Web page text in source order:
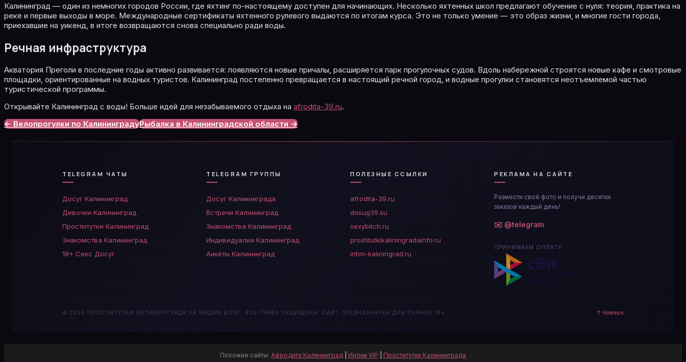
Калининград — один из немногих городов России, где яхтинг по-настоящему доступен для начинающих. Несколько яхтенных школ предлагают обучение с нуля: теория, практика на
реке и первые выходы в море. Международные сертификаты яхтенного рулевого выдаются по итогам курса. Это не только умение — это образ жизни, и многие гости города,
приехавшие на уикенд, в итоге возвращаются снова специально ради воды.
Речная инфраструктура
Акватория Преголи в последние годы активно развивается: появляются новые причалы, расширяется парк прогулочных судов. Вдоль набережной строятся новые кафе и смотровые
площадки, ориентированные на водных туристов. Калининград постепенно превращается в настоящий речной город, и водные прогулки становятся неотъемлемой частью
туристической программы.
Открывайте Калининград с воды! Больше идей для незабываемого отдыха на afrodita-39.ru.
← Велопрогулки по КалининградуРыбалка в Калининградской области →
TELEGRAM ЧАТЫ
Досуг Калининград
Девочки Калининград
Проститутки Калининград
Знакомства Калининград
18+ Секс Досуг
TELEGRAM ГРУППЫ
Досуг Калининграда
Встречи Калининград
Знакомства Калининград
Индивидуалки Калининград
Анкеты Калининград
ПОЛЕЗНЫЕ ССЫЛКИ
afrodita-39.ru
dosug39.su
sexybitch.ru
prostitutkikaliningradainfo.ru
intim-kaliningrad.ru
РЕКЛАМА НА САЙТЕ
Размести своё фото и получи десятки
заказов каждый день!
✉️ @telegram
ПРИНИМАЕМ ОПЛАТУ:
© 2026 ПРОСТИТУТКИ КАЛИНИНГРАДА НА МАДАМ ВОНГ. ВСЕ ПРАВА ЗАЩИЩЕНЫ. САЙТ ПРЕДНАЗНАЧЕН ДЛЯ ПАРНЕЙ 18+. ↑ Наверх
Похожие сайты: Афродита Калининград Интим VIP Проститутки Калининграда